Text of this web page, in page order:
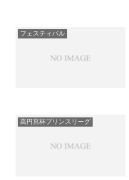
フェスティバル
高円宮杯プリンスリーグ